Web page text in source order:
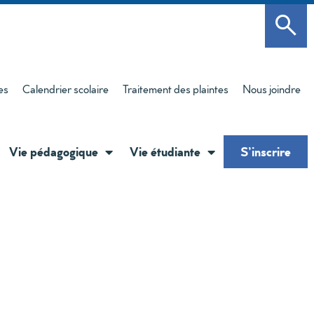
Calendrier scolaire Traitement des plaintes Nous joindre
Vie pédagogique Vie étudiante S’inscrire